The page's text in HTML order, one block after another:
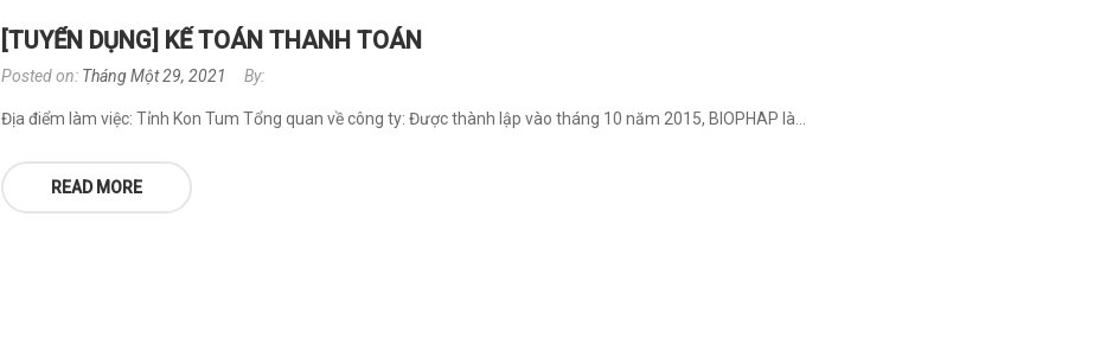
[TUYỂN DỤNG] KẾ TOÁN THANH TOÁN
Posted on: Tháng Một 29, 2021 By:
Địa điểm làm việc: Tỉnh Kon Tum Tổng quan về công ty: Được thành lập vào tháng 10 năm 2015, BIOPHAP là...
READ MORE